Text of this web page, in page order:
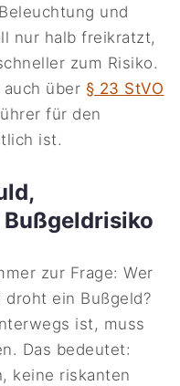
und
nur halb freikratzt,
zum Risiko.
über § 23 StVO
für den
ist.
zur Frage: Wer
ein Bußgeld?
ist, muss
Das bedeutet:
keine riskanten